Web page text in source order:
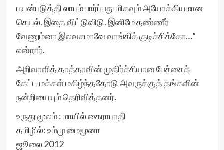
பயன்படுத்தி லாபம் பார்ப்பது மிகவும் அயோக்கியமான
செயல். இதை விட்டுவிடு. இனிமே தண்ணீர்
வேணும்னா இலவசமாவே வாங்கிக் குடிச்சிக்கோ…”
என்றார்.
அறிவாளித் தாத்தாவின் முதிர்ச்சியான பேச்சைக்
கேட்ட மக்கள் மகிழ்ந்ததோடு அவருக்குத் தங்களின்
நன்றியையும் தெரிவித்தனர்.
உருது மூலம் : மாயில் கைராபாதி
தமிழில்: உம்மு மைமூனா
ஜூலை 2012